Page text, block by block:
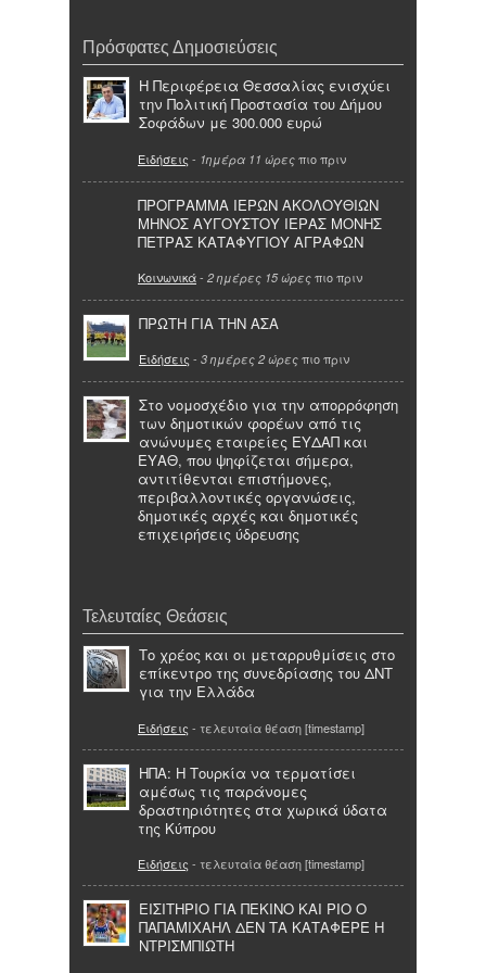
Πρόσφατες Δημοσιεύσεις
Η Περιφέρεια Θεσσαλίας ενισχύει
την Πολιτική Προστασία του Δήμου
Σοφάδων με 300.000 ευρώ
Ειδήσεις - 1ημέρα 11 ώρες πιο πριν
ΠΡΟΓΡΑΜΜΑ ΙΕΡΩΝ ΑΚΟΛΟΥΘΙΩΝ
ΜΗΝΟΣ ΑΥΓΟΥΣΤΟΥ ΙΕΡΑΣ ΜΟΝΗΣ
ΠΕΤΡΑΣ ΚΑΤΑΦΥΓΙΟΥ ΑΓΡΑΦΩΝ
Κοινωνικά- 2 ημέρες 15 ώρες πιο πριν
ΠΡΩΤΗ ΓΙΑ ΤΗΝ ΑΣΑ
Ειδήσεις - 3 ημέρες 2 ώρες πιο πριν
Στο νομοσχέδιο για την απορρόφηση
των δημοτικών φορέων από τις
ανώνυμες εταιρείες ΕΥΔΑΠ και
ΕΥΑΘ, που ψηφίζεται σήμερα,
αντιτίθενται επιστήμονες,
περιβαλλοντικές οργανώσεις,
δημοτικές αρχές και δημοτικές
επιχειρήσεις ύδρευσης
Τελευταίες Θεάσεις
Το χρέος και οι μεταρρυθμίσεις στο
επίκεντρο της συνεδρίασης του ΔΝΤ
για την Ελλάδα
Ειδήσεις - τελευταία θέαση [timestamp]
ΗΠΑ: Η Τουρκία να τερματίσει
αμέσως τις παράνομες
δραστηριότητες στα χωρικά ύδατα
της Κύπρου
Ειδήσεις - τελευταία θέαση [timestamp]
ΕΙΣΙΤΗΡΙΟ ΓΙΑ ΠΕΚΙΝΟ ΚΑΙ ΡΙΟ Ο
ΠΑΠΑΜΙΧΑΗΛ ΔΕΝ ΤΑ ΚΑΤΑΦΕΡΕ Η
ΝΤΡΙΣΜΠΙΩΤΗ